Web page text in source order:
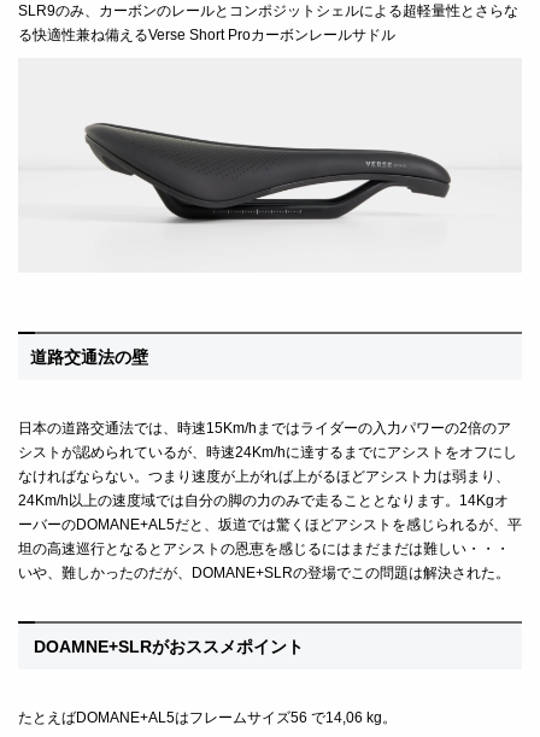
SLR9のみ、 カーボンのレールとコンポジットシェルによる超軽量性とさらな
る快適性兼ね備えるVerse Short Proカーボンレールサドル
道路交通法の壁
日本の道路交通法では、時速15Km/h まではライダーの入力パワーの2倍のア
シストが認められているが、時速24Km/hに達するまでにアシストをオフにし
なければならない。つまり速度が上がれば上がるほどアシスト力は弱まり、
24Km/h 以上の速度域では自分の脚の力のみで走ることとなります。14Kgオ
ーバーのDOMANE+AL5だと、坂道では驚くほどアシストを感じられるが、平
坦の高速巡行となるとアシストの恩恵を感じるにはまだまだは難しい・・・
いや、難しかったのだが、
DOMANE+SLRの登場でこの問題は解決された。
DOAMNE+SLRがおススメポイント
たとえばDOMANE+AL5はフレームサイズ56 で14,06 kg。